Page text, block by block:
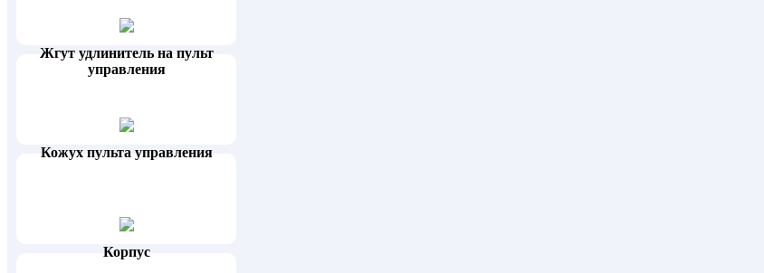
Жгут удлинитель на пульт
управления
Кожух пульта управления
Корпус